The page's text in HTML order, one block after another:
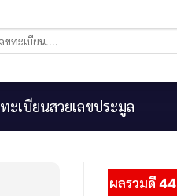
ทะเบียนสวยเลขประมูล
ผลรวมดี 44